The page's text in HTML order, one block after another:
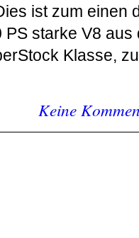
ist zum einen
PS starke V8
Klasse,
Keine